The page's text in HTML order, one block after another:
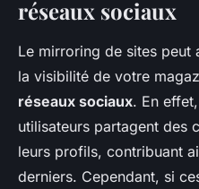
réseaux sociaux
Le mirroring de sites peut
la visibilité de votre
réseaux sociaux. En
utilisateurs partagent des
leurs profils, contribuant
derniers. Cependant, si